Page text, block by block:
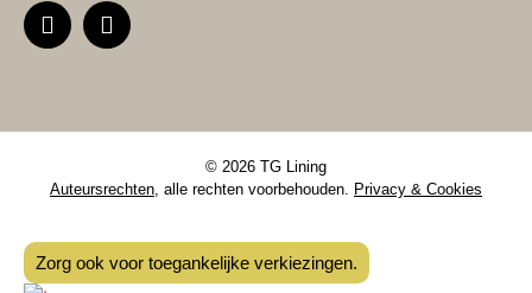
© 2026 TG Lining
Auteursrechten, alle rechten voorbehouden. Privacy & Cookies
Zorg ook voor toegankelijke verkiezingen.